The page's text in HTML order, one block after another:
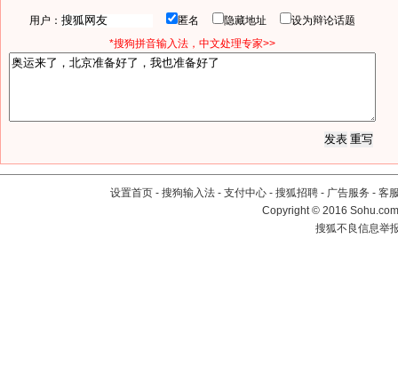
用户： 匿名 隐藏地址
设为辩论话题
*搜狗拼音输入法，中文处理专家>>
设置首页 - 搜狗输入法 - 支付中心 - 搜狐招聘 - 广告服务 - 客
Copyright©2016
搜狐不良信息举